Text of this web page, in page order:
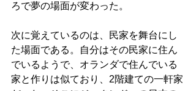
ろで夢の場面が変わった。
次に覚えているのは、民家を舞台にし
た場面である。自分はその民家に住ん
でいるようで、オランダで住んでいる
家と作りは似ており、2階建ての一軒家